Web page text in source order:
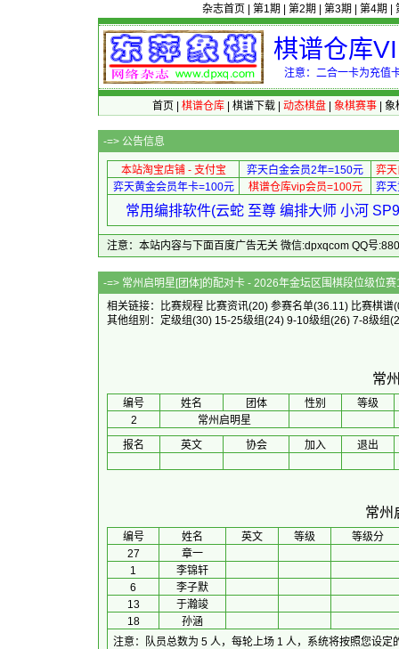
杂志首页 第1期 第2期 第3期 第4期
棋谱仓库
注意：二合一卡为充值
首页 棋谱仓库| 棋谱下载| 动态棋盘| 象棋赛事| 象
-=> 公告信息
本站淘宝店铺 - 支付宝 弈天白金会员2年=150元
弈
弈天黄金会员年卡=100元
棋谱仓库vip会员=100元 弈
常用编排软件(云蛇 至尊 编排大师 小河
注意：本站内容与下面百度广告无关 微信:dpxqcom QQ号
-=> 常州启明星[团体]的配对卡 - 2026
相关链接：
比赛规程 比赛资讯(20) 参赛名单(36.11) 比赛棋谱
其他组别： 定级组(30) 15-25级组(24) 9-10级组(26) 7-8级组
常
编号 姓名 团体 性别
等级
2
常州启明星
报名
英文 协会 加入 退出
常州
编号 姓名 英文 等级
等级分
27
章一
1
李锦轩
6
李子默
13
于瀚竣
18
孙涵
注意：队员总数为 5 人，每轮上场 1 人，系统将按照您设